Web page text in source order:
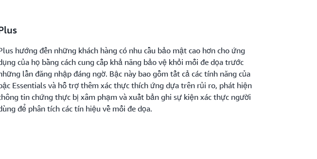
hướng đến những khách hàng có nhu cầu bảo mật cao hơn cho ứng
của họ bằng cách cung cấp khả năng bảo vệ khỏi mối đe dọa trước
lần đăng nhập đáng ngờ. Bậc này bao gồm tất cả các tính năng của
Essentials và hỗ trợ thêm xác thực thích ứng dựa trên rủi ro, phát hiện
tin chứng thực bị xâm phạm và xuất bản ghi sự kiện xác thực người
để phân tích các tín hiệu về mối đe dọa.